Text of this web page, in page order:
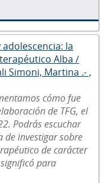
adolescencia: la
Alba /
Simoni, Martina .- ,
cómo fue
de TFG, el
Podrás escuchar
de investigar sobre
de carácter
para